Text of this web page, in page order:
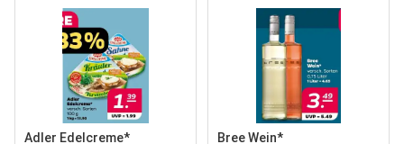
Adler Edelcreme* Bree Wein*